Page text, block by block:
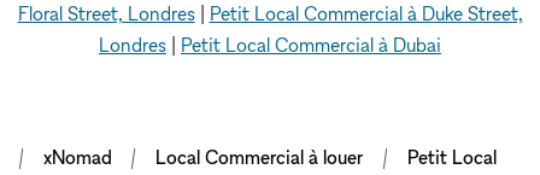
Floral Street, Londres| Petit Local Commercial à Duke Street,
Londres
Petit Local Commercial à Dubai
xNomad Local Commercial à louer Petit Local